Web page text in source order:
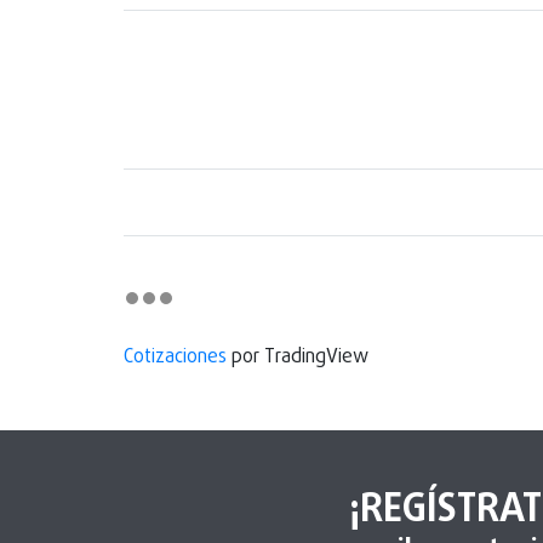
Cotizaciones por TradingView